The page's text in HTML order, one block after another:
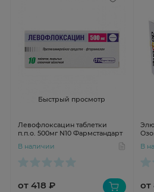
Быстрый просмотр
Левофлоксацин таблетки
п.п.о. 500мг N10 Фармстандарт
В наличии
от 418 ₽
В
от